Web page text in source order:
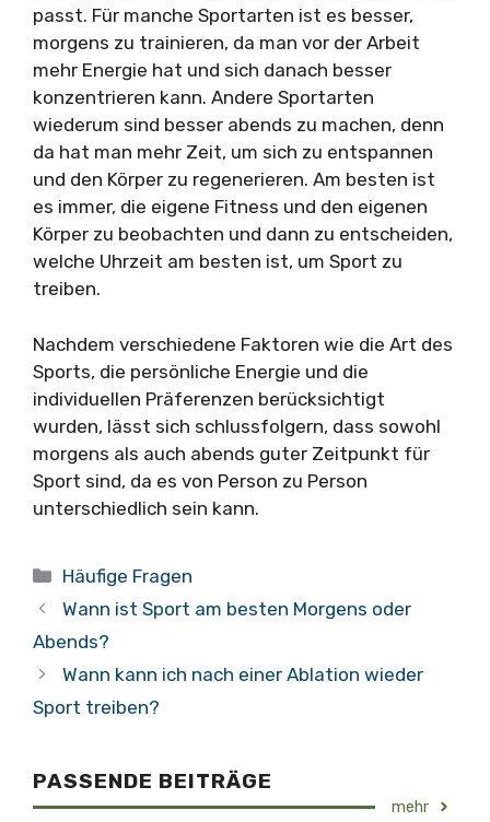
passt. Für manche Sportarten ist es besser,
morgens zu trainieren, da man vor der Arbeit
mehr Energie hat und sich danach besser
konzentrieren kann. Andere Sportarten
wiederum sind besser abends zu machen, denn
da hat man mehr Zeit, um sich zu entspannen
und den Körper zu regenerieren. Am besten ist
es immer, die eigene Fitness und den eigenen
Körper zu beobachten und dann zu entscheiden,
welche Uhrzeit am besten ist, um Sport zu
treiben.
Nachdem verschiedene Faktoren wie die Art des
Sports, die persönliche Energie und die
individuellen Präferenzen berücksichtigt
wurden, lässt sich schlussfolgern, dass sowohl
morgens als auch abends guter Zeitpunkt für
Sport sind, da es von Person zu Person
unterschiedlich sein kann.
Kategorien
Häufige Fragen
Wann ist Sport am besten Morgens oder
Abends?
Wann kann ich nach einer Ablation wieder
Sport treiben?
PASSENDE BEITRÄGE
mehr